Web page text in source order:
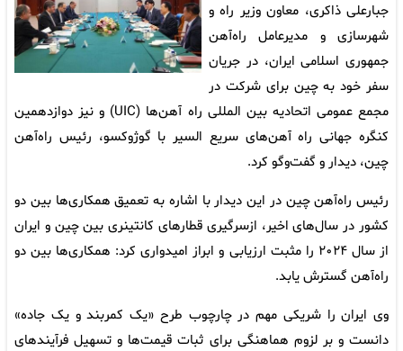
جبارعلی ذاکری، معاون وزیر راه و
شهرسازی و مدیرعامل راه‌آهن
جمهوری اسلامی ایران، در جریان
سفر خود به چین برای شرکت در
مجمع عمومی اتحادیه بین المللی راه آهن‌ها (UIC) و نیز دوازدهمین
کنگره جهانی راه آهن‌های سریع السیر با گوژوکسو، رئیس راه‌آهن
چین، دیدار و گفت‌وگو کرد.
رئیس راه‌آهن چین در این دیدار با اشاره به تعمیق همکاری‌ها بین دو
کشور در سال‌های اخیر، ازسرگیری قطارهای کانتینری بین چین و ایران
از سال ۲۰۲۴ را مثبت ارزیابی و ابراز امیدواری کرد: همکاری‌ها بین دو
راه‌آهن گسترش یابد.
وی ایران را شریکی مهم در چارچوب طرح «یک کمربند و یک جاده»
دانست و بر لزوم هماهنگی برای ثبات قیمت‌ها و تسهیل فرآیندهای